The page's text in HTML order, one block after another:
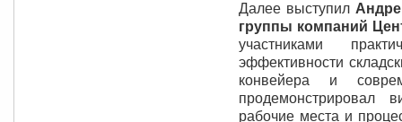
Далее выступил
группы компаний
участниками
эффективности
конвейера и
продемонстрировал
рабочие места и